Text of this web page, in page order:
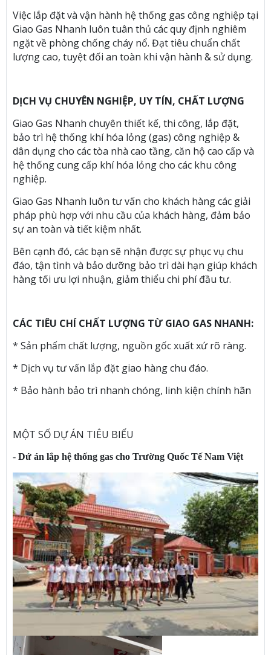
Việc lắp đặt và vận hành hệ thống gas công nghiệp tại
Giao Gas Nhanh luôn tuân thủ các quy định nghiêm
ngặt về phòng chống cháy nổ. Đạt tiêu chuẩn chất
lượng cao, tuyệt đối an toàn khi vận hành & sử dụng.
DỊCH VỤ CHUYÊN NGHIỆP, UY TÍN, CHẤT LƯỢNG
Giao Gas Nhanh chuyên thiết kế, thi công, lắp đặt,
bảo trì hệ thống khí hóa lỏng (gas) công nghiệp &
dân dụng cho các tòa nhà cao tầng, căn hộ cao cấp và
hệ thống cung cấp khí hóa lỏng cho các khu công
nghiệp.
Giao Gas Nhanh luôn tư vấn cho khách hàng các giải
pháp phù hợp với nhu cầu của khách hàng, đảm bảo
sự an toàn và tiết kiệm nhất.
Bên cạnh đó, các bạn sẽ nhận được sự phục vụ chu
đáo, tận tình và bảo dưỡng bảo trì dài hạn giúp khách
hàng tối ưu lợi nhuận, giảm thiểu chi phí đầu tư.
CÁC TIÊU CHÍ CHẤT LƯỢNG TỪ GIAO GAS NHANH:
* Sản phẩm chất lượng, nguồn gốc xuất xứ rõ ràng.
* Dịch vụ tư vấn lắp đặt giao hàng chu đáo.
* Bảo hành bảo trì nhanh chóng, linh kiện chính hãn
MỘT SỐ DỰ ÁN TIÊU BIỂU
- Dứ án lắp hệ thống gas cho Trường Quốc Tế Nam Việt